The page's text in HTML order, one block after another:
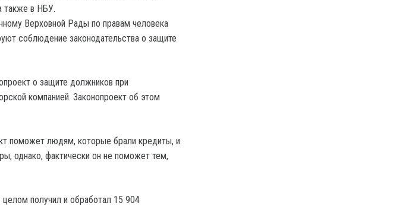
также в НБУ.
Верховной Рады по правам человека
соблюдение законодательства о защите
о защите должников при
компанией. Законопроект об этом
поможет людям, которые брали кредиты, и
однако, фактически он не поможет тем,
получил и обработал 15 904